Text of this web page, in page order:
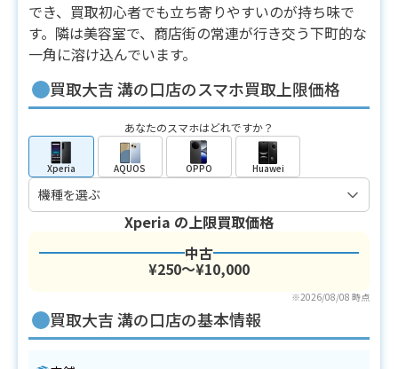
でき、買取初心者でも立ち寄りやすいのが持ち味で
す。隣は美容室で、商店街の常連が行き交う下町的な
一角に溶け込んでいます。
買取大吉 溝の口店のスマホ買取上限価格
あなたのスマホはどれですか？
Xperia AQUOS OPPO Huawei
Xperia の上限買取価格
中古
¥250〜¥10,000
※2026/08/08 時点
買取大吉 溝の口店の基本情報